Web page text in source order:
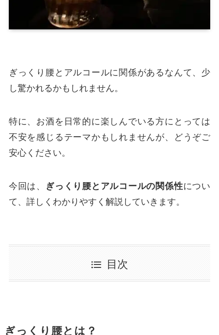
ぎっくり腰とアルコールに関係があるなんて、少
し驚かれるかもしれません。
特に、お酒を日常的に楽しんでいる方にとっては
不安を感じるテーマかもしれませんが、どうぞご
安心ください。
今回は、 ぎっくり腰とアルコールの関係性につい
て、詳しくわかりやすく解説していきます。
目次
ぎっくり腰とは？